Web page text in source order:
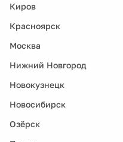
Киров
Красноярск
Москва
Нижний Новгород
Новокузнецк
Новосибирск
Озёрск